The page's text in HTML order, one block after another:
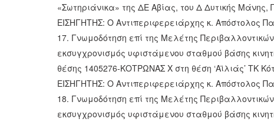
«Σωτηριάνικα» της ΔΕ Αβίας, του Δ Δυτικής
ΕΙΣΗΓΗΤΗΣ: Ο Αντιπεριφερειάρχης κ. Απόστολος
17. Γνωμοδότηση επί της Μελέτης
εκσυγχρονισμός υφιστάμενου σταθμού βάσης
θέσης 1405276-ΚΟΤΡΩΝΑΣ Χ στη θέση ‘Αϊλιάς’ ΤΚ
ΕΙΣΗΓΗΤΗΣ: Ο Αντιπεριφερειάρχης κ. Απόστολος
18. Γνωμοδότηση επί της Μελέτης
εκσυγχρονισμός υφιστάμενου σταθμού βάσης